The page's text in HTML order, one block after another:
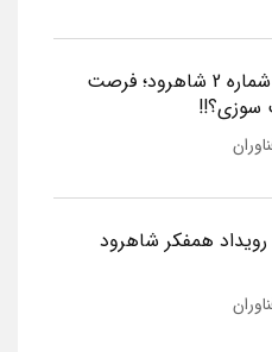
شهرک صنعتی شماره 2 شاهرود؛ فرصت
سوزی؟!!
همفکر شاهرود